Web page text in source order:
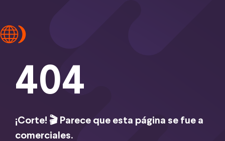
404
¡Corte! 🎬 Parece que esta página se fue a
comerciales.